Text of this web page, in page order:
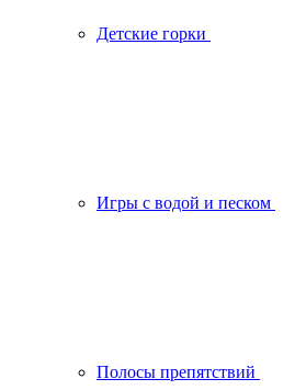
Детские горки
Игры с водой и песком
Полосы препятствий